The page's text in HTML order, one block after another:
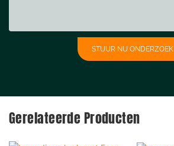
STUUR NU ONDERZOEK
Gerelateerde Producten